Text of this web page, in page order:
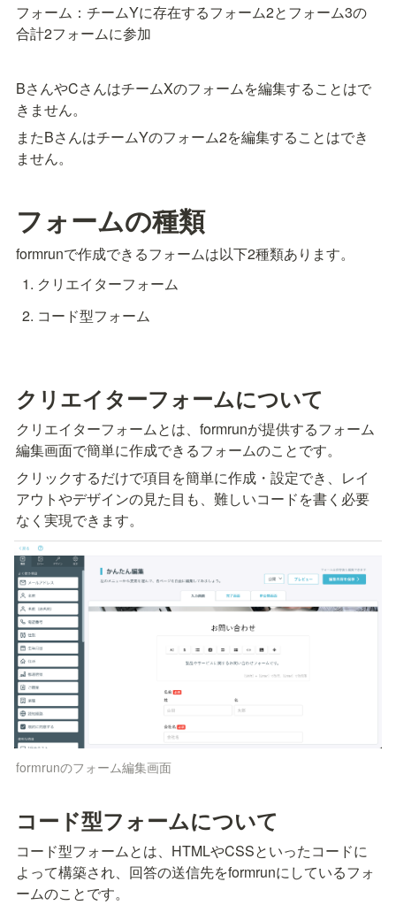
フォーム：チームYに存在するフォーム2とフォーム3の
合計2フォームに参加
BさんやCさんはチームXのフォームを編集することはで
きません。
またBさんはチームYのフォーム2を編集することはでき
ません。
フォームの種類
formrunで作成できるフォームは以下2種類あります。
クリエイターフォーム
コード型フォーム
クリエイターフォームについて
クリエイターフォームとは、formrunが提供するフォーム
編集画面で簡単に作成できるフォームのことです。
クリックするだけで項目を簡単に作成・設定でき、レイ
アウトやデザインの見た目も、難しいコードを書く必要
なく実現できます。
formrunのフォーム編集画面
コード型フォームについて
コード型フォームとは、HTMLやCSSといったコードに
よって構築され、回答の送信先をformrunにしているフォ
ームのことです。